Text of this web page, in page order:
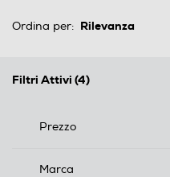
Ordina per:
Filtri Attivi (4)
Prezzo
Marca